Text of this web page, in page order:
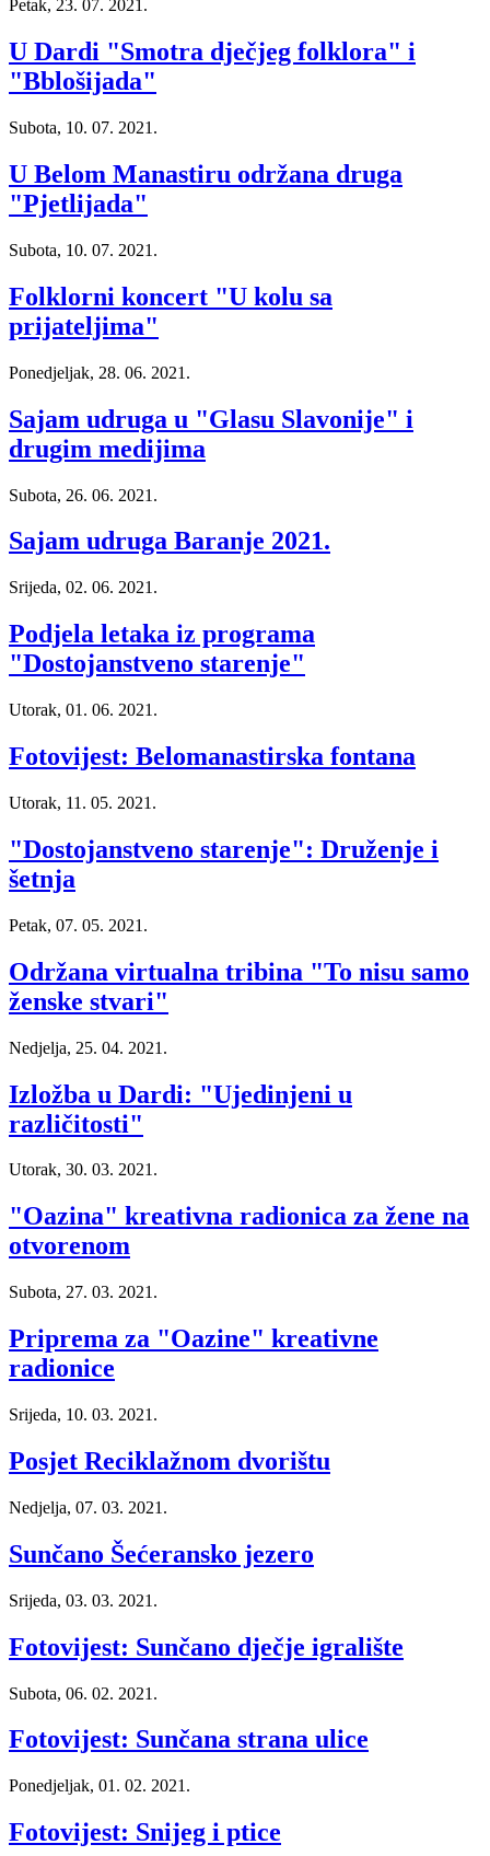
Petak, 23. 07. 2021.
U Dardi "Smotra dječjeg folklora" i
"Bblošijada"
Subota, 10. 07. 2021.
U Belom Manastiru održana druga
"Pjetlijada"
Subota, 10. 07. 2021.
Folklorni koncert "U kolu sa
prijateljima"
Ponedjeljak, 28. 06. 2021.
Sajam udruga u "Glasu Slavonije" i
drugim medijima
Subota, 26. 06. 2021.
Sajam udruga Baranje 2021.
Srijeda, 02. 06. 2021.
Podjela letaka iz programa
"Dostojanstveno starenje"
Utorak, 01. 06. 2021.
Fotovijest: Belomanastirska fontana
Utorak, 11. 05. 2021.
"Dostojanstveno starenje": Druženje i
šetnja
Petak, 07. 05. 2021.
Održana virtualna tribina "To nisu samo
ženske stvari"
Nedjelja, 25. 04. 2021.
Izložba u Dardi: "Ujedinjeni u
različitosti"
Utorak, 30. 03. 2021.
"Oazina" kreativna radionica za žene na
otvorenom
Subota, 27. 03. 2021.
Priprema za "Oazine" kreativne
radionice
Srijeda, 10. 03. 2021.
Posjet Reciklažnom dvorištu
Nedjelja, 07. 03. 2021.
Sunčano Šećeransko jezero
Srijeda, 03. 03. 2021.
Fotovijest: Sunčano dječje igralište
Subota, 06. 02. 2021.
Fotovijest: Sunčana strana ulice
Ponedjeljak, 01. 02. 2021.
Fotovijest: Snijeg i ptice